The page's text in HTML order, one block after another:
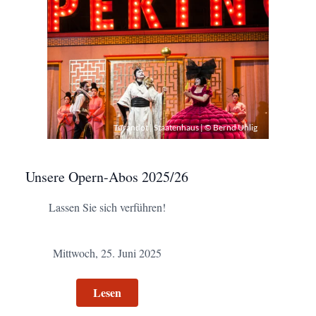
Turandot | Staatenhaus | © Bernd Uhlig
Unsere Opern-Abos 2025/26
Lassen Sie sich verführen!
Mittwoch, 25. Juni 2025
Lesen